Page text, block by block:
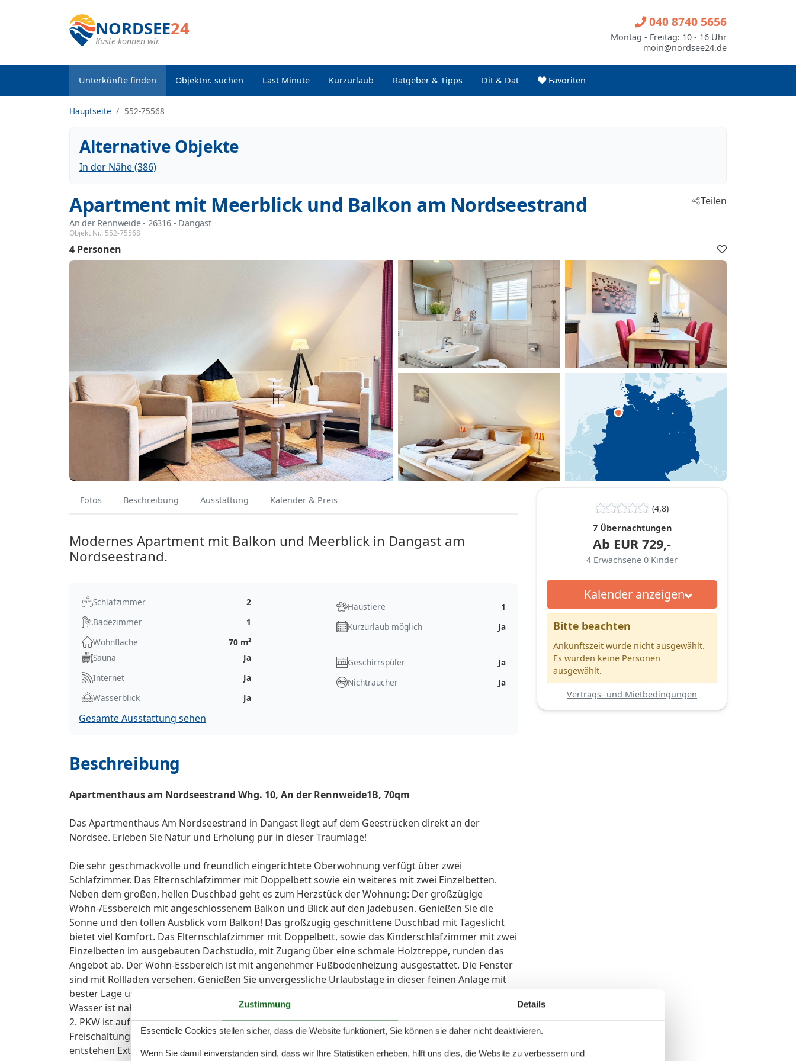
NORDSEE24
Küste können wir.
Unterkünfte finden Objektnr. suchen Last Minute Kurzurlaub Ratgeber & Tipps Dit & Dat Favoriten
040 8740 5656
Montag - Freitag: 10 - 16 Uhr
moin@nordsee24.de
Hauptseite 552-75568
Alternative Objekte
In der Nähe (386)
Apartment mit Meerblick und Balkon am Nordseestrand
An der Rennweide - 26316 - Dangast
Objekt Nr.: 552-75568
Teilen
4 Personen
Fotos Beschreibung Ausstattung Kalender & Preis
Modernes Apartment mit Balkon und Meerblick in Dangast am
Nordseestrand.
Schlafzimmer
2
Badezimmer
1
Wohnfläche
70 m²
Haustiere
1
Kurzurlaub möglich
Ja
Sauna
Ja
Internet
Ja
Wasserblick
Ja
Geschirrspüler
Ja
Nichtraucher
Ja
Gesamte Ausstattung sehen
Beschreibung
Apartmenthaus am Nordseestrand Whg. 10, An der Rennweide1B, 70qm
Das Apartmenthaus Am Nordseestrand in Dangast liegt auf dem Geestrücken direkt an der
Nordsee. Erleben Sie Natur und Erholung pur in dieser Traumlage!
Die sehr geschmackvolle und freundlich eingerichtete Oberwohnung verfügt über zwei
Schlafzimmer. Das Elternschlafzimmer mit Doppelbett sowie ein weiteres mit zwei Einzelbetten.
Neben dem großen, hellen Duschbad geht es zum Herzstück der Wohnung: Der großzügige
Wohn-/Essbereich mit angeschlossenem Balkon und Blick auf den Jadebusen. Genießen Sie die
Sonne und den tollen Ausblick vom Balkon! Das großzügig geschnittene Duschbad mit Tageslicht
bietet viel Komfort. Das Elternschlafzimmer mit Doppelbett, sowie das Kinderschlafzimmer mit zwei
Einzelbetten im ausgebauten Dachstudio, mit Zugang über eine schmale Holztreppe, runden das
Angebot ab. Der Wohn-Essbereich ist mit angenehmer Fußbodenheizung ausgestattet. Die Fenster
sind mit Rollläden versehen. Genießen Sie unvergessliche Urlaubstage in dieser feinen Anlage mit
bester Lage und nur wenigen Schritten von dem Strand und dem alten Kurhaus entfernt. Das
Wasser ist nah und Sie können abschalten. Es steht Ihnen 1 PKW-Stellplatz zur Verfügung! Ein evtl.
2. PKW ist auf den öffentlichen Parkplätzen abstellen, dies ist mit der Gästekarte kostenfrei (die
Freischaltung können Sie direkt bei der Kurverwaltung beantragen). Reisen Sie mit Ihrem Hund an,
entstehen Extrakosten in Höhe von € 8,00 pro Tag. Zusätzliche Leistungen gegen Aufpreis möglich:
(4,8)
7 Übernachtungen
Ab EUR 729,-
4 Erwachsene 0 Kinder
Kalender anzeigen
Bitte beachten
Ankunftszeit wurde nicht ausgewählt.
Es wurden keine Personen
ausgewählt.
Vertrags- und Mietbedingungen
Zustimmung Details
Essentielle Cookies stellen sicher, dass die Website funktioniert, Sie können sie daher nicht deaktivieren.
Wenn Sie damit einverstanden sind, dass wir Ihre Statistiken erheben, hilft uns dies, die Website zu verbessern und